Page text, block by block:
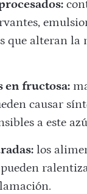
que alteran la
en fructosa:
causar
a este
los